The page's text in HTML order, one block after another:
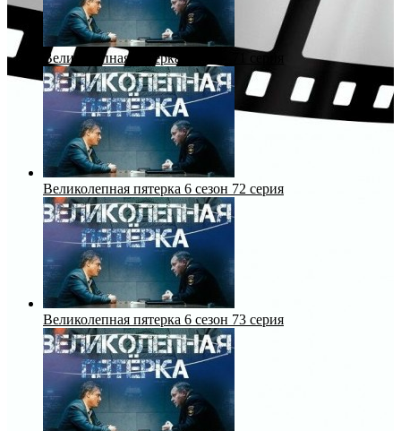
Великолепная пятерка 6 сезон 71 серия
Великолепная пятерка 6 сезон 72 серия
Великолепная пятерка 6 сезон 73 серия